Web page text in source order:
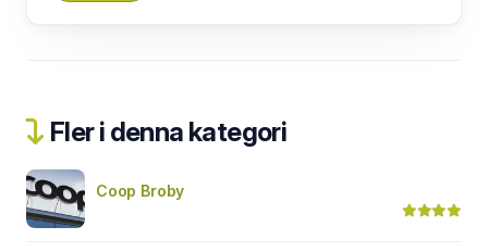
Fler i denna kategori
Coop Broby